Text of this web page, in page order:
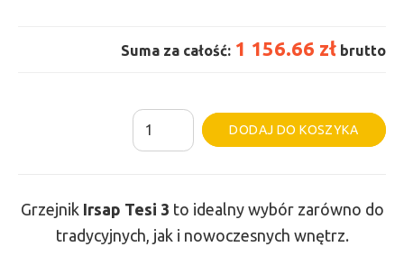
Suma za całość: 1 156.66 zł brutto
ilość
Grzejnik
-
DODAJ DO KOSZYKA
Grzejnik Irsap Tesi 3 to idealny wybór zarówno do
tradycyjnych, jak i nowoczesnych wnętrz.